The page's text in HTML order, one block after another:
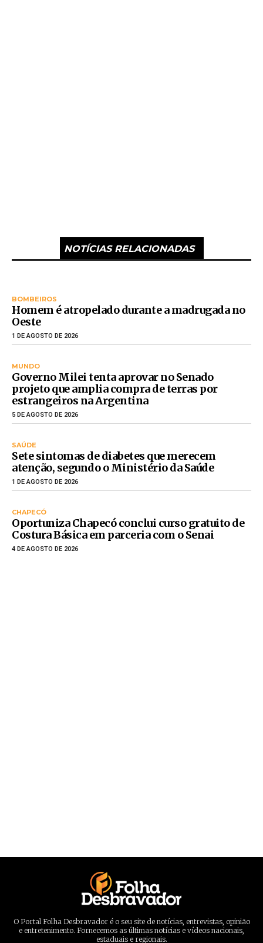
NOTÍCIAS RELACIONADAS
BOMBEIROS
Homem é atropelado durante a madrugada no
Oeste
1 DE AGOSTO DE 2026
MUNDO
Governo Milei tenta aprovar no Senado
projeto que amplia compra de terras por
estrangeiros na Argentina
5 DE AGOSTO DE 2026
SAÚDE
Sete sintomas de diabetes que merecem
atenção, segundo o Ministério da Saúde
1 DE AGOSTO DE 2026
CHAPECÓ
Oportuniza Chapecó conclui curso gratuito de
Costura Básica em parceria com o Senai
4 DE AGOSTO DE 2026
O Portal Folha Desbravador é o seu site de notícias, entrevistas, opinião
e entretenimento. Fornecemos as últimas notícias e vídeos nacionais,
estaduais e regionais.